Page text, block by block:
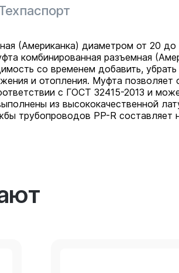
(Американка) диаметром от 20
комбинированная разъемная
со временем добавить,
и отопления. Муфта позволяет
с ГОСТ 32415-2013 и
из высококачественной
трубопроводов PP-R составляет